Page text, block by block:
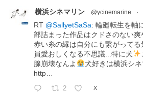
横浜シネマリン @ycinemarine ·
RT @SallyetSaSa: 輪廻転生を軸
部詰まった作品はクドさのない
赤い糸の縁は自分にも繋がって
員愛おしくなる不思議...特に犬
腺崩壊なんよ
犬好きは横浜シ
http…
2 X